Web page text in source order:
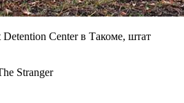
Center в Такоме, штат
Stranger